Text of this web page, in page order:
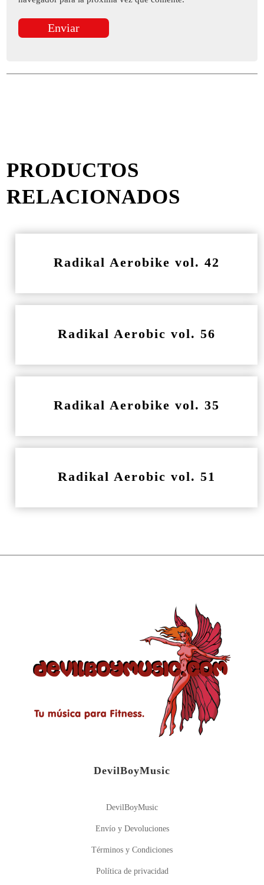
PRODUCTOS
RELACIONADOS
Radikal Aerobike vol. 42
Radikal Aerobic vol. 56
Radikal Aerobike vol. 35
Radikal Aerobic vol. 51
DevilBoyMusic
DevilBoyMusic
Envío y Devoluciones
Términos y Condiciones
Política de privacidad